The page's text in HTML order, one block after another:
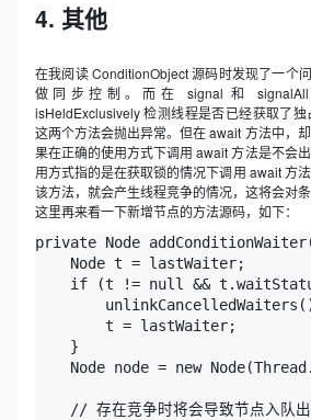
4. 其他
在我阅读 ConditionObject 源码时发现了一个
做同步控制。而在 signal 和
isHeldExclusively 检测线程是否已经获取了
这两个方法会抛出异常。但在 await 方法中，
果在正确的使用方式下调用 await 方法是不会
用方式指的是在获取锁的情况下调用 await 方
该方法，就会产生线程竞争的情况，这将会对
这里再来看一下新增节点的方法源码，如下：
private Node
    Node t = lastWaiter;
if (t != null &&
        t = lastWaiter;
    }
Node node = new
// 存在竞争时将会导致节点入队